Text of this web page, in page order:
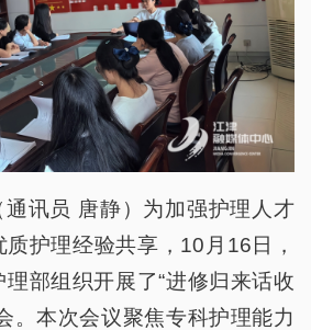
讯员 唐静）为加强护理人才
护理经验共享，10月16日，
部组织开展了“进修归来话收
。本次会议聚焦专科护理能力